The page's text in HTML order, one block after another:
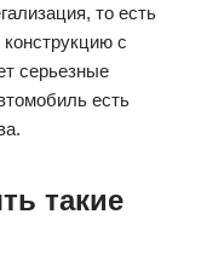
то есть
с
серьезные
есть
такие